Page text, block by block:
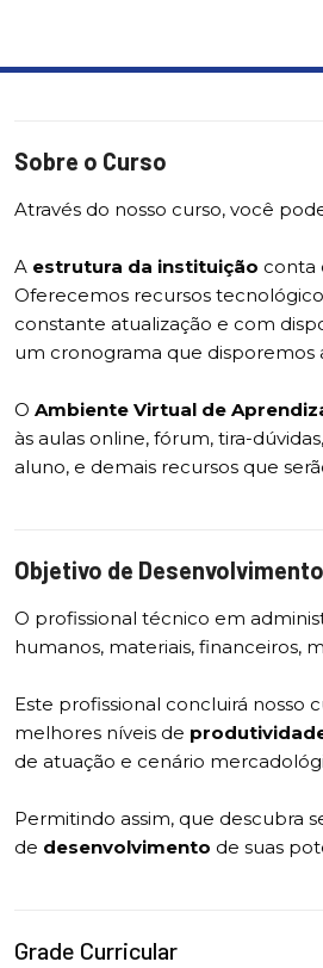
Sobre o Curso
Através do nosso curso, você
A estrutura da instituição conta
Oferecemos recursos
constante atualização e com
um cronograma que disporemos
O Ambiente Virtual de
às aulas online, fórum, tira-
aluno, e demais recursos que
Objetivo de Desenvolvimento
O profissional técnico em
humanos, materiais, financeiros,
Este profissional concluirá nosso
melhores níveis de
de atuação e cenário
Permitindo assim, que descubra
de desenvolvimento de suas
Grade Curricular